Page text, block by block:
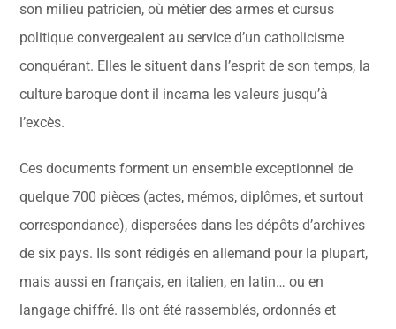
son milieu patricien, où métier des armes et cursus
politique convergeaient au service d’un catholicisme
conquérant. Elles le situent dans l’esprit de son temps, la
culture baroque dont il incarna les valeurs jusqu’à
l’excès.
Ces documents forment un ensemble exceptionnel de
quelque 700 pièces (actes, mémos, diplômes, et surtout
correspondance), dispersées dans les dépôts d’archives
de six pays. Ils sont rédigés en allemand pour la plupart,
mais aussi en français, en italien, en latin… ou en
langage chiffré. Ils ont été rassemblés, ordonnés et